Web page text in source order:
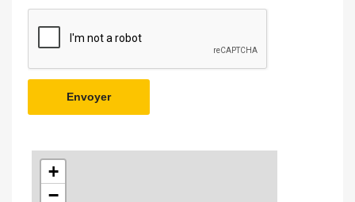
Envoyer
+
−